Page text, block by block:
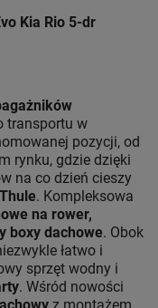
Kia Rio 5-dr
transportu w
pozycji, od
rynku, gdzie dzięki
na co dzień cieszy
. Kompleksowa
na rower,
boxy dachowe. Obok
łatwo i
sprzęt wodny i
. Wśród nowości